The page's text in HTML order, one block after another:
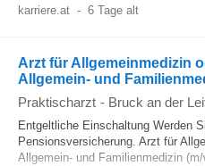
karriere.at - 6 Tage alt
Arzt für Allgemeinmedizin
Allgemein- und
Praktischarzt - Bruck an der
Entgeltliche Einschaltung Werden
Pensionsversicherung. Arzt für
Allgemein- und Familienmedizin